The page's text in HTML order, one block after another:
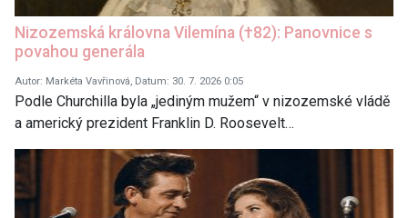
Nizozemská královna Vilemína (†82): Panovnice s
povahou generála
Autor: Markéta Vavřinová, Datum: 30. 7. 2026 0:05
Podle Churchilla byla „jediným mužem“ v nizozemské vládě
a americký prezident Franklin D. Roosevelt…